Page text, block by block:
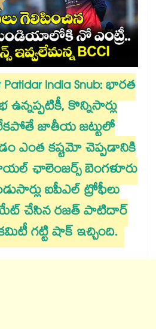
Patidar India Snub: భారత
ఉన్నప్పటికీ, కొన్నిసార్లు
లేకపోతే జాతీయ జట్టులో
ఎంత కష్టమో చెప్పడానికి
ఛాలెంజర్స్ బెంగళూరు
ఐపీఎల్ ట్రోఫీలు
చేసిన రజత్ పాటిదార్
గట్టి షాక్ ఇచ్చింది.